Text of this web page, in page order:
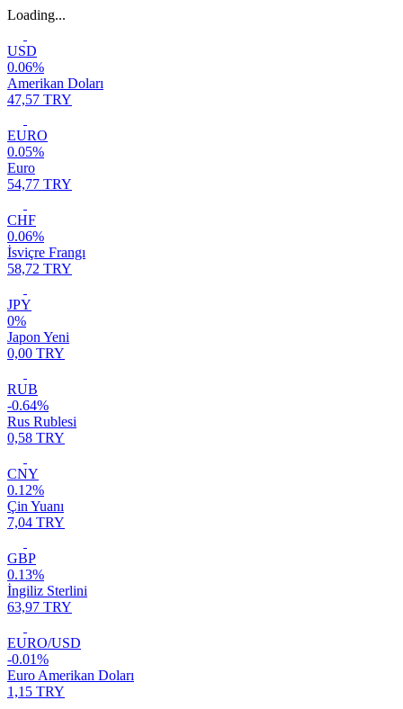
Loading...
USD
0.06%
Amerikan Doları
47,57 TRY
EURO
0.05%
Euro
54,77 TRY
CHF
0.06%
İsviçre Frangı
58,72 TRY
JPY
0%
Japon Yeni
0,00 TRY
RUB
-0.64%
Rus Rublesi
0,58 TRY
CNY
0.12%
Çin Yuanı
7,04 TRY
GBP
0.13%
İngiliz Sterlini
63,97 TRY
EURO/USD
-0.01%
Euro Amerikan Doları
1,15 TRY